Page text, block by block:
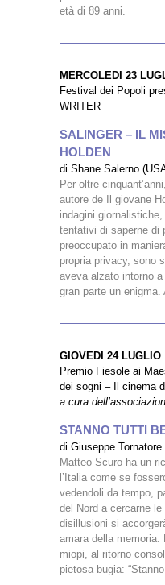
età di 89 anni.
MERCOLEDI 23
Festival dei Popoli
WRITER
SALINGER – IL
HOLDEN
di Shane Salerno
Per oltre
autore de Il giovane
indagini
tentativi di saperne di
preoccupato in
propria privacy, sono
aveva alzato intorno
gran parte un enigma.
GIOVEDI 24 LUGLIO
Premio Fiesole ai
dei sogni – Il cinema
a cura
STANNO TUTTI
di Giuseppe
Matteo Scuro ha un
l’Italia come se
vedendoli da tempo,
del Nord a cercarne
disillusioni si
amara della memoria.
miopi, al ritorno
pietosa bugia: